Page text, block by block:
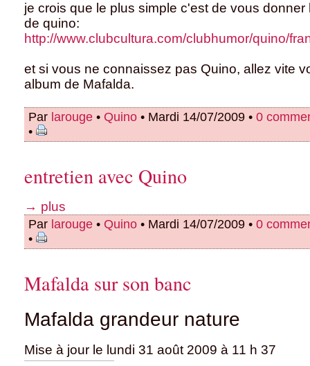
je crois que le plus simple c'est de vous donner
de quino:
http://www.clubcultura.com/clubhumor/quino/
et si vous ne connaissez pas Quino, allez vite
album de Mafalda.
Par larouge • Quino • Mardi 14/07/2009 • 0
•
entretien avec Quino
→ plus
Par larouge • Quino • Mardi 14/07/2009 • 0
•
Mafalda sur son banc
Mafalda grandeur nature
Mise à jour le lundi 31 août 2009 à 11 h 37